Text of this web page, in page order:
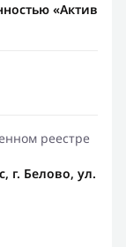
«Актив
реестре
г. Белово, ул.